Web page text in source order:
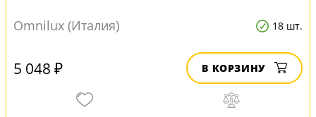
Omnilux (Италия) 18 шт.
5 048 ₽ В КОРЗИНУ